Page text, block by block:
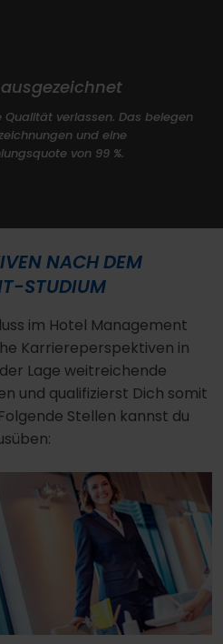
verlassen. Das belegen
und eine
von 99 %.
NACH DEM
STUDIUM
im Hotel Management
Karriereperspektiven in
Lage weitreichende
und qualifizierst Dich somit
Stellen kannst du